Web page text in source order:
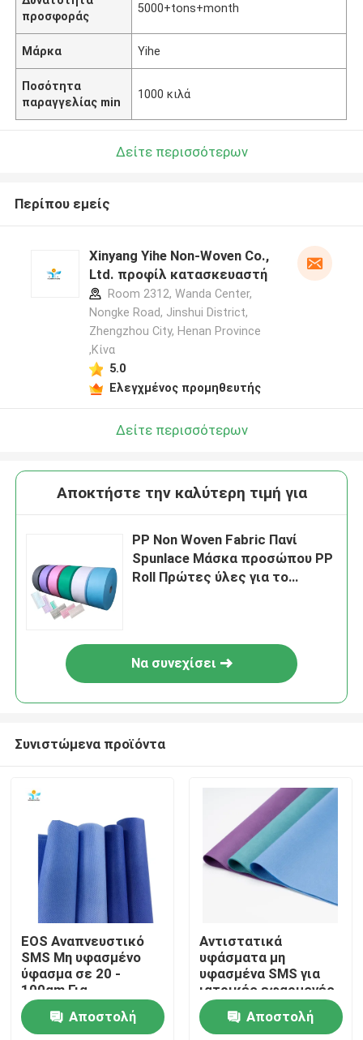
Σπίτι
Προϊόντα
Περίπου εμείς
προσφοράς
5000+tons+month
Μάρκα Yihe
Ποσότητα
παραγγελίας min
1000 κιλά
Δείτε περισσότερων
Περίπου εμείς
Xinyang Yihe Non-Woven Co.,
Ltd. προφίλ κατασκευαστή
Room 2312, Wanda Center,
Nongke Road, Jinshui District,
Zhengzhou City, Henan Province
,Κίνα
5.0
Ελεγχμένος προμηθευτής
Δείτε περισσότερων
Αποκτήστε την καλύτερη τιμή για
PP Non Woven Fabric Πανί
Spunlace Μάσκα προσώπου PP
Roll Πρώτες ύλες για το
Να συνεχίσει
Συνιστώμενα προϊόντα
EOS Αναπνευστικό
SMS Μη υφασμένο
ύφασμα σε 20 -
100gm Για
χειρουργική ρόμπα
Αποστολή
Αντιστατικά
υφάσματα μη
υφασμένα SMS για
ιατρικές εφαρμογές
Αποστολή